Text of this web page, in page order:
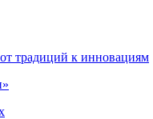
традиций к инновациям